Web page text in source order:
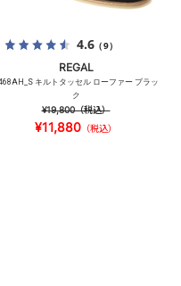
4.6（9）
REGAL
キルトタッセル ローファー ブラッ
ク
¥19,800（税込）
¥11,880 （税込）